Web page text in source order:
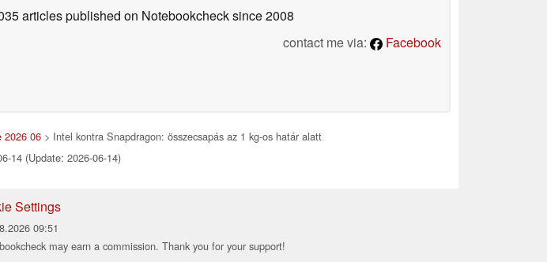
articles published on Notebookchecksince 2008
contact me via:
Facebook
2026 06> Intel kontra Snapdragon: összecsapás az 1 kg-os határ alatt
14 (Update: 2026-06-14)
Settings
09:51
may earn a commission. Thank you for your support!